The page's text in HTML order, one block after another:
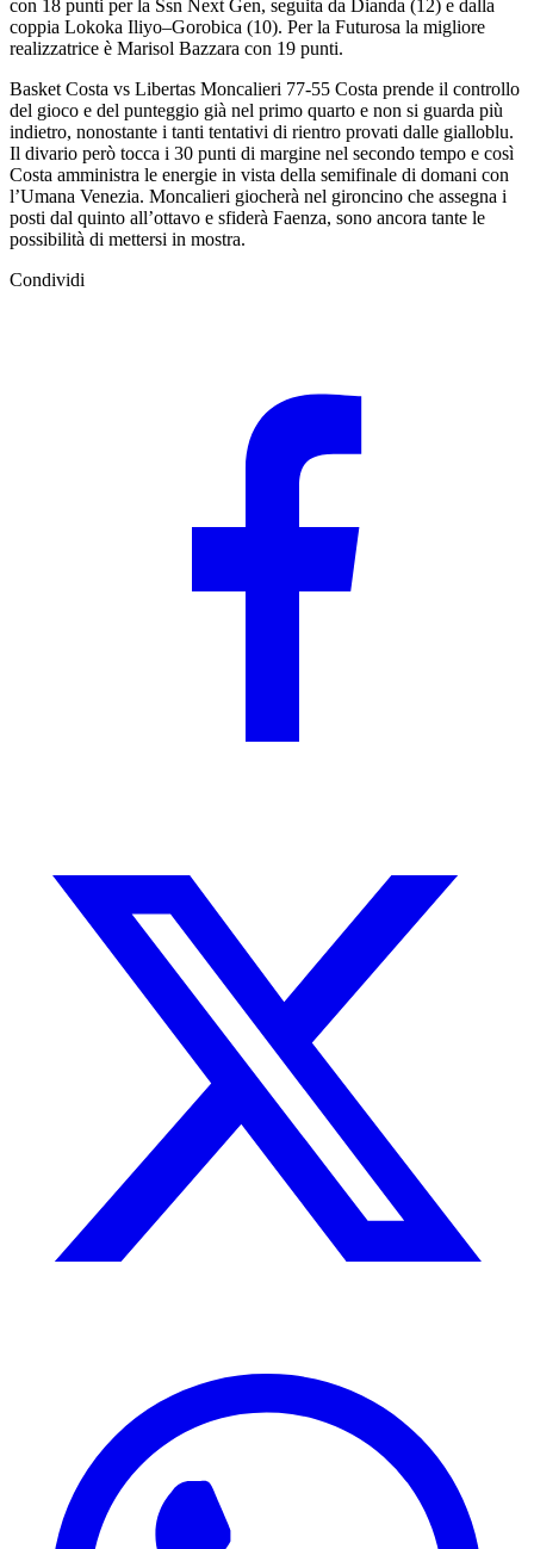
con 18 punti per la Ssn Next Gen, seguita da Dianda (12) e dalla
coppia Lokoka Iliyo–Gorobica (10). Per la Futurosa la migliore
realizzatrice è Marisol Bazzara con 19 punti.
Basket Costa vs Libertas Moncalieri 77-55 Costa prende il controllo
del gioco e del punteggio già nel primo quarto e non si guarda più
indietro, nonostante i tanti tentativi di rientro provati dalle gialloblu.
Il divario però tocca i 30 punti di margine nel secondo tempo e così
Costa amministra le energie in vista della semifinale di domani con
l’Umana Venezia. Moncalieri giocherà nel gironcino che assegna i
posti dal quinto all’ottavo e sfiderà Faenza, sono ancora tante le
possibilità di mettersi in mostra.
Condividi